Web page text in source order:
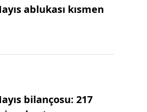
ablukası kısmen
bilançosu: 217